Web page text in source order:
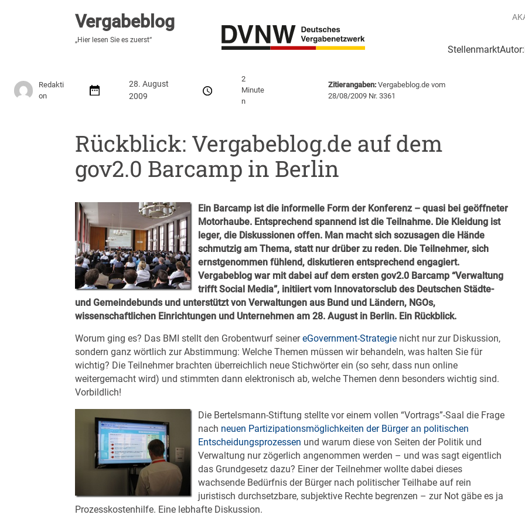
Vergabeblog
„Hier lesen Sie es zuerst“
Stellenmarkt
Vergabeblog
„Hier lesen Sie es zuerst“
Redakti
on
28. August
2009
2
Minute
n
Zitierangaben:Vergabeblog.de vom
28/08/2009 Nr. 3361
Rückblick: Vergabeblog.de auf dem
gov2.0 Barcamp in Berlin
Ein Barcamp ist die informelle Form der Konferenz – quasi bei geöffneter
Motorhaube. Entsprechend spannend ist die Teilnahme. Die Kleidung ist
leger, die Diskussionen offen. Man macht sich sozusagen die Hände
schmutzig am Thema, statt nur drüber zu reden. Die Teilnehmer, sich
ernstgenommen fühlend, diskutieren entsprechend engagiert.
Vergabeblog war mit dabei auf dem ersten gov2.0 Barcamp “Verwaltung
trifft Social Media”, initiiert vom Innovatorsclub des Deutschen Städte-
und Gemeindebunds und unterstützt von Verwaltungen aus Bund und Ländern, NGOs,
wissenschaftlichen Einrichtungen und Unternehmen am 28. August in Berlin. Ein Rückblick.
Worum ging es? Das BMI stellt den Grobentwurf seinereGovernment-Strategie nicht nur zur Diskussion,
sondern ganz wörtlich zur Abstimmung: Welche Themen müssen wir behandeln, was halten Sie für
wichtig? Die Teilnehmer brachten überreichlich neue Stichwörter ein (so sehr, dass nun online
weitergemacht wird) und stimmten dann elektronisch ab, welche Themen denn besonders wichtig sind.
Vorbildlich!
Die Bertelsmann-Stiftung stellte vor einem vollen “Vortrags”-Saal die Frage
nach neuen Partizipationsmöglichkeiten der Bürger an politischen
Entscheidungsprozessen und warum diese von Seiten der Politik und
Verwaltung nur zögerlich angenommen werden – und was sagt eigentlich
das Grundgesetz dazu? Einer der Teilnehmer wollte dabei dieses
wachsende Bedürfnis der Bürger nach politischer Teilhabe auf rein
juristisch durchsetzbare, subjektive Rechte begrenzen – zur Not gäbe es ja
Prozesskostenhilfe. Eine lebhafte Diskussion.